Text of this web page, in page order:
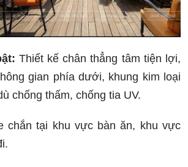
Thiết kế chân thẳng tâm tiện lợi,
gian phía dưới, khung kim loại
chống thấm, chống tia UV.
chắn tại khu vực bàn ăn, khu vực